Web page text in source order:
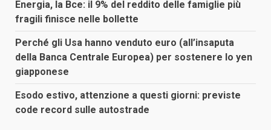
Energia, la Bce: il 9% del reddito delle famiglie più
fragili finisce nelle bollette
Perché gli Usa hanno venduto euro (all’insaputa
della Banca Centrale Europea) per sostenere lo yen
giapponese
Esodo estivo, attenzione a questi giorni: previste
code record sulle autostrade